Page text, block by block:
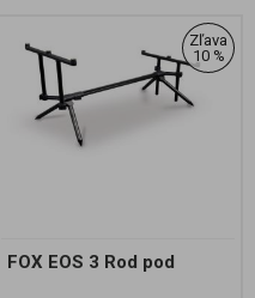
Zľava
10 %
FOX EOS 3 Rod pod